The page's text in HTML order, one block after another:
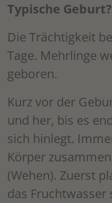
Typische Geburt?
Die Trächtigkeit
Tage. Mehrlinge
geboren.
Kurz vor der
und her, bis es
sich hinlegt.
Körper
(Wehen). Zuerst
das